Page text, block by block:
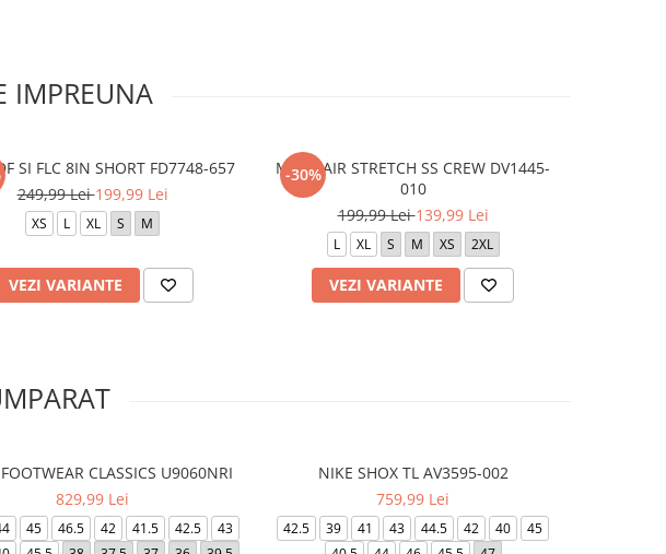
IMPREUNA
SI FLC 8IN SHORT FD7748-657
249,99 Lei199,99 Lei
XS L XL S M
VEZI VARIANTE
-30%
M J JD AIR STRETCH SS CREW DV1445-
010
199,99 Lei139,99 Lei
L XL S M XS 2XL
VEZI VARIANTE
CLASSICS U9060NRI
829,99 Lei
45 46.5 42 41.5 42.5
43
NIKE SHOX TL AV3595-002
759,99 Lei
42.5 39 41 43 44.5 42 40
45